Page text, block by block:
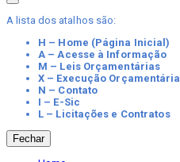
A lista dos atalhos são:
H – Home (Página Inicial)
A – Acesse à Informação
M – Leis Orçamentárias
X – Execução Orçamentária
N – Contato
I – E-Sic
L – Licitações e Contratos
Fechar